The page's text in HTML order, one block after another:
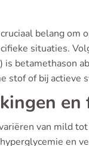
belang
situaties.
betamethason
stof of bij actieve
en
van mild
en